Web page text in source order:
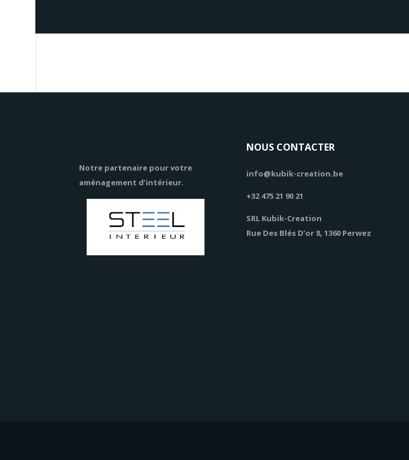
Notre partenaire pour votre
aménagement d’intérieur.
NOUS CONTACTER
info@kubik-creation.be
+32 475 21 90 21
SRL Kubik-Creation
Rue Des Blés D’or 8, 1360 Perwez